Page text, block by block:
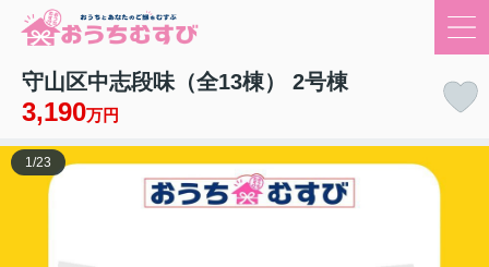
守山区中志段味（全13棟） 2号棟
3,190万円
1/23